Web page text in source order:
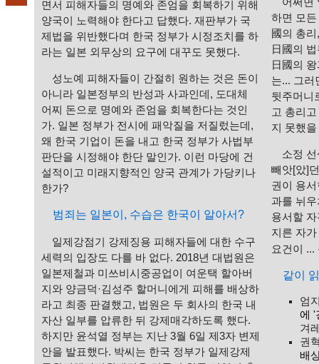
면서 피해자들의 명예와 존엄을 회복하기 위해
양국이 노력해야 한다고 답했다. 재판부가 국
제법을 위반했다며 한국 정부가 시정조치를 하
라는 일본 외무상의 요구에 대꾸도 못했다.
성노예 피해자들이 간절히 원하는 것은 돈이
아니라 일본정부의 반성과 사과인데, 도대체
어찌 돈으로 명예와 존엄을 회복한다는 것인
가. 일본 정부가 전시에 패악질을 저질렀는데,
왜 한국 기업이 돈을 내고 한국 정부가 사법부
판단을 시정해야 한단 말인가. 이런 마당에 건
설적이고 미래지향적인 양국 관계가 가당키나
한가?
범죄는 일본이, 수습은 한국이 알아서?
일제강점기 강제징용 피해자들에 대한 수구
세력의 입장도 다를 바 없다. 2018년 대법원은
일본제철과 미쓰비시중공업이 여운택 할아버
지와 양금덕·김성주 할머니에게 피해를 배상하
라고 최종 판결했고, 법원은 두 회사의 한국 내
자산 일부를 압류한 뒤 강제매각하도록 했다.
하지만 윤석열 정부는 지난 3월 6일 제3자 변제
안을 발표했다. 박씨는 한국 정부가 일제강제
하면 모
國의 총
日國의
日國의
는... 그러
뒷주머니
고 총리
지 못했
소정
빼앗[았]
권이 용
과를 뉘
용서할
지른 자
요건이 ...
같이
엄
에 '
겨
권
배